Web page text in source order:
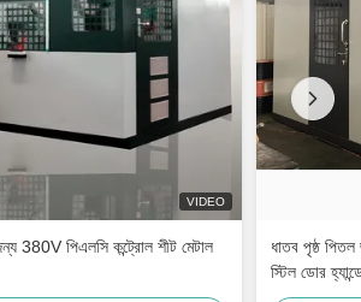
VIDEO
380V পিএলসি কন্ট্রোল শীট মেটাল
ধাতব পৃষ্ঠ
স্টিল ডোর